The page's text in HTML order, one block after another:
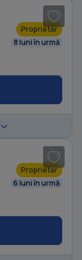
Proprietar
8 luni în urmă
Proprietar
6 luni în urmă